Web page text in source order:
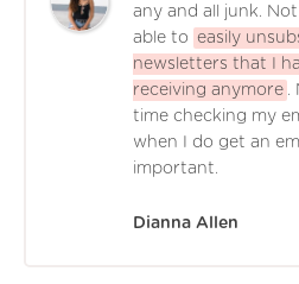
any and all junk.
able to easily
newsletters that I
receiving anymore
time checking my
when I do get an
important.
Dianna Allen